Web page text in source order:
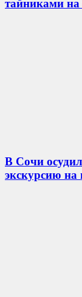
тайниками на
В Сочи
экскурсию на